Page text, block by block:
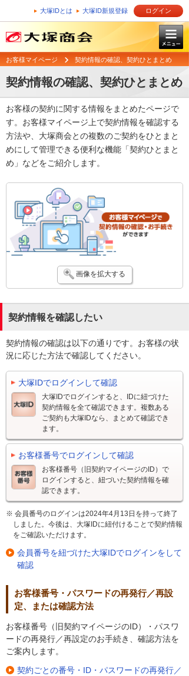
大塚IDとは 大塚ID新規登録 ログイン
お客様マイページ 契約情報の確認、契約ひとまとめ
契約情報の確認、契約ひとまとめ
お客様の契約に関する情報をまとめたページで
す。お客様マイページ上で契約情報を確認する
方法や、大塚商会との複数のご契約をひとまと
めにして管理できる便利な機能「契約ひとまと
め」などをご紹介します。
画像を拡大する
契約情報を確認したい
契約情報の確認は以下の通りです。お客様の状
況に応じた方法で確認してください。
大塚IDでログインして確認
大塚IDでログインすると、IDに紐づけた
契約情報を全て確認できます。複数ある
ご契約も大塚IDなら、まとめて確認でき
ます。
お客様番号でログインして確認
お客様番号（旧契約マイページのID）で
ログインすると、紐づいた契約情報を確
認できます。
※ 会員番号のログインは2024年4月13日を持って終了
しました。今後は、大塚IDに紐付けることで契約情報
をご確認いただけます。
会員番号を紐づけた大塚IDでログインをして
確認
お客様番号・パスワードの再発行／再設
定、または確認方法
お客様番号（旧契約マイページのID）・パスワ
ードの再発行／再設定のお手続き、確認方法を
ご案内します。
契約ごとの番号・ID・パスワードの再発行／